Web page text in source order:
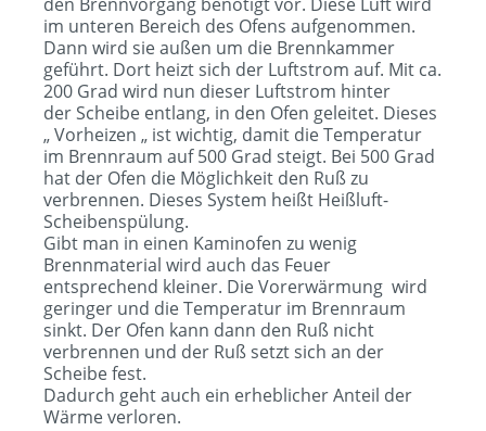
im unteren Bereich des Ofens aufgenommen.
Dann wird sie außen um die Brennkammer
geführt. Dort heizt sich der Luftstrom auf. Mit ca.
200 Grad wird nun dieser Luftstrom hinter
der Scheibe entlang, in den Ofen geleitet. Dieses
„ Vorheizen „ ist wichtig, damit die Temperatur
im Brennraum auf 500 Grad steigt. Bei 500 Grad
hat der Ofen die Möglichkeit den Ruß zu
verbrennen. Dieses System heißt Heißluft-
Scheibenspülung.
Gibt man in einen Kaminofen zu wenig
Brennmaterial wird auch das Feuer
entsprechend kleiner. Die Vorerwärmung wird
geringer und die Temperatur im Brennraum
sinkt. Der Ofen kann dann den Ruß nicht
verbrennen und der Ruß setzt sich an der
Scheibe fest.
Dadurch geht auch ein erheblicher Anteil der
Wärme verloren.